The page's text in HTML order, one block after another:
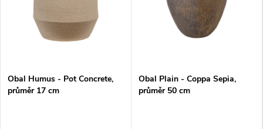
Obal Humus - Pot Concrete,
průměr 17 cm
Obal Plain - Coppa Sepia,
průměr 50 cm